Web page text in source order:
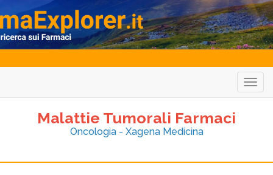
Malattie Tumorali Farmaci
Oncologia - Xagena Medicina